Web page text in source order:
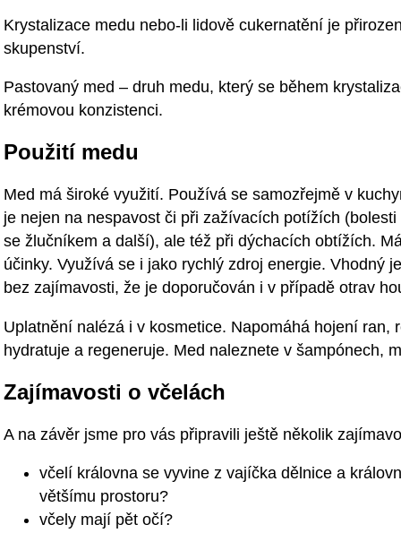
Krystalizace medu nebo-li lidově cukernatění je
skupenství.
Pastovaný med – druh medu, který se během
krémovou konzistenci.
Použití medu
Med má široké využití. Používá se samozřejmě v
je nejen na nespavost či při zažívacích potížích
se žlučníkem a další), ale též při dýchacích obtížích.
účinky. Využívá se i jako rychlý zdroj energie. Vhodný
bez zajímavosti, že je doporučován i v případě otrav
Uplatnění nalézá i v kosmetice. Napomáhá hojení ran,
hydratuje a regeneruje. Med naleznete v šampónech,
Zajímavosti o včelách
A na závěr jsme pro vás připravili ještě několik
včelí královna se vyvine z vajíčka dělnice a
většímu prostoru?
včely mají pět očí?